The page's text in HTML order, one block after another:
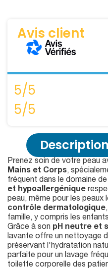
Avis client
5/5
5/5
Prenez soin de votre peau
Mains et Corps,
fréquent dans le domaine
et hypoallergénique
peau, même pour les peaux
contrôle dermatologique
famille, y compris les
Grâce à son pH neutre et
lavante offre un nettoyage
préservant l'hydratation
parfaite pour un lavage
toilette corporelle des